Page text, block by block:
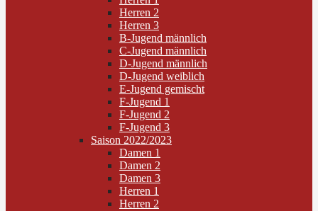
Herren 2
Herren 3
B-Jugend männlich
C-Jugend männlich
D-Jugend männlich
D-Jugend weiblich
E-Jugend gemischt
F-Jugend 1
F-Jugend 2
F-Jugend 3
Saison 2022/2023
Damen 1
Damen 2
Damen 3
Herren 1
Herren 2